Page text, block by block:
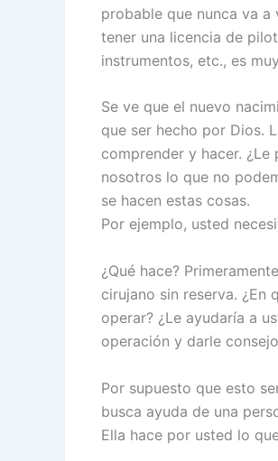
probable que nunca va a
tener una licencia de
instrumentos, etc., es
Se ve que el nuevo
que ser hecho por Dios.
comprender y hacer.
nosotros lo que no
se hacen estas cosas.
Por ejemplo, usted
¿Qué hace?
cirujano sin reserva. ¿En
operar? ¿Le ayudaría a
operación y darle
Por supuesto que esto
busca ayuda de una
Ella hace por usted lo